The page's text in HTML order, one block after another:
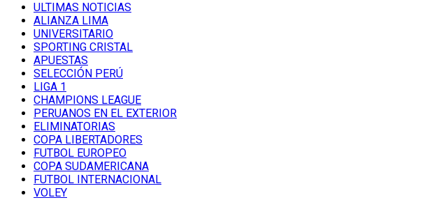
ULTIMAS NOTICIAS
ALIANZA LIMA
UNIVERSITARIO
SPORTING CRISTAL
APUESTAS
SELECCIÓN PERÚ
LIGA 1
CHAMPIONS LEAGUE
PERUANOS EN EL EXTERIOR
ELIMINATORIAS
COPA LIBERTADORES
FUTBOL EUROPEO
COPA SUDAMERICANA
FUTBOL INTERNACIONAL
VOLEY